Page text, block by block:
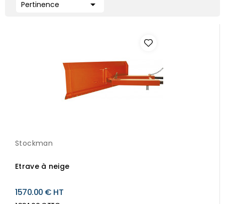
Pertinence 
Stockman
Etrave à neige
1570.00 € HT